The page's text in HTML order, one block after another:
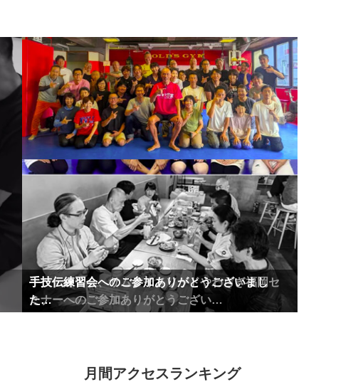
手技伝練習会、サムライメソッドやわらぎ福岡セ
ミナーへのご参加ありがとうござい…
手技伝練習会へのご参加ありがとうございまし
た…
手技伝練習会、サムライメソッドやわらぎ福岡セ
ミナーへのご参加ありがとうござい…
手技伝練習会へのご参加ありがとうございまし
た…
月間アクセスランキング